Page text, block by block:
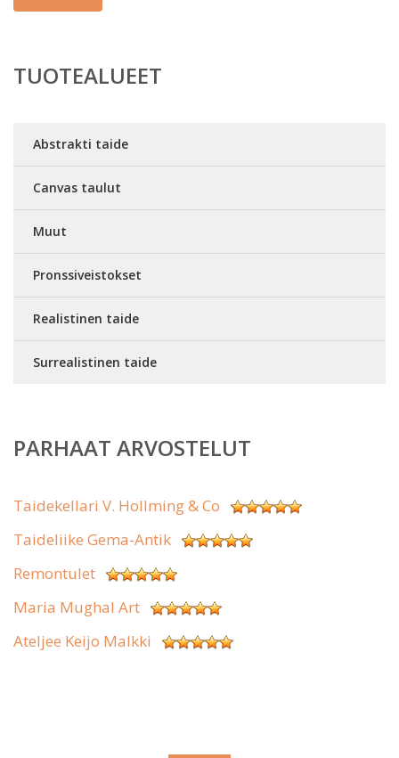
TUOTEALUEET
Abstrakti taide
Canvas taulut
Muut
Pronssiveistokset
Realistinen taide
Surrealistinen taide
PARHAAT ARVOSTELUT
Taidekellari V. Hollming & Co
Taideliike Gema-Antik
Remontulet
Maria Mughal Art
Ateljee Keijo Malkki